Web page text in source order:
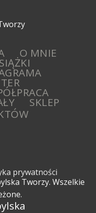
O MNIE
SKLEP
prywatności
Tworzy. Wszelkie